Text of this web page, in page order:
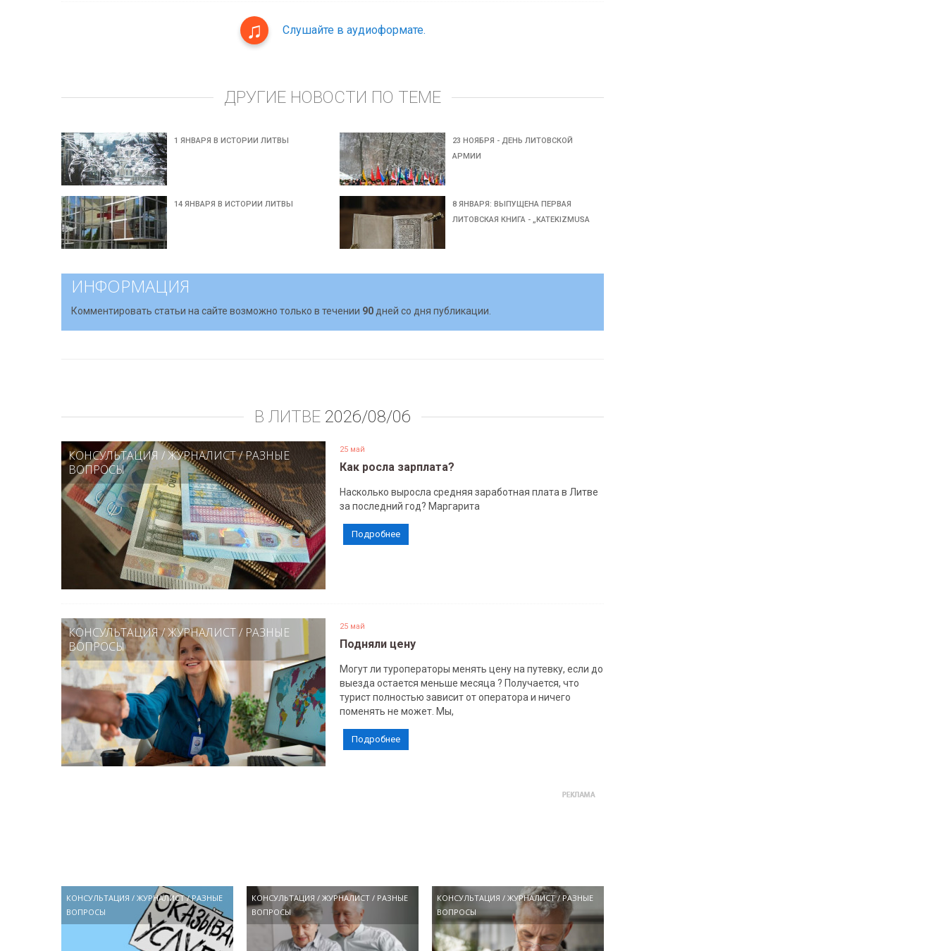
Слушайте в аудиоформате.
ДРУГИЕ НОВОСТИ ПО ТЕМЕ
1 ЯНВАРЯ В ИСТОРИИ ЛИТВЫ
23 НОЯБРЯ - ДЕНЬ ЛИТОВСКОЙ
АРМИИ
14 ЯНВАРЯ В ИСТОРИИ ЛИТВЫ
8 ЯНВАРЯ: ВЫПУЩЕНА ПЕРВАЯ
ЛИТОВСКАЯ КНИГА - „KATEKIZMUSA
ИНФОРМАЦИЯ
Комментировать статьи на сайте возможно только в течении 90 дней со дня публикации.
В ЛИТВЕ 2026/08/06
КОНСУЛЬТАЦИЯ /ЖУРНАЛИСТ/РАЗНЫЕ
ВОПРОСЫ
25 май
Как росла зарплата?
Насколько выросла средняя заработная плата в Литве
за последний год? Маргарита
Подробнее
КОНСУЛЬТАЦИЯ/ЖУРНАЛИСТ/ РАЗНЫЕ
ВОПРОСЫ
25 май
Подняли цену
Могут ли туроператоры менять цену на путевку, если до
выезда остается меньше месяца ? Получается, что
турист полностью зависит от оператора и ничего
поменять не может. Мы,
Подробнее
КОНСУЛЬТАЦИЯ / ЖУРНАЛИСТ/РАЗНЫЕ
ВОПРОСЫ
КОНСУЛЬТАЦИЯ /ЖУРНАЛИСТ / РАЗНЫЕ
ВОПРОСЫ
КОНСУЛЬТАЦИЯ /ЖУРНАЛИСТ/ РАЗНЫЕ
ВОПРОСЫ